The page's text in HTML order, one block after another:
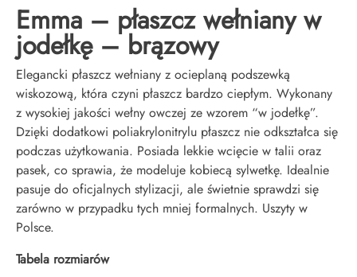
Emma – płaszcz wełniany w
jodełkę – brązowy
Elegancki płaszcz wełniany z ocieplaną podszewką
wiskozową, która czyni płaszcz bardzo ciepłym. Wykonany
z wysokiej jakości wełny owczej ze wzorem “w jodełkę”.
Dzięki dodatkowi poliakrylonitrylu płaszcz nie odkształca się
podczas użytkowania. Posiada lekkie wcięcie w talii oraz
pasek, co sprawia, że modeluje kobiecą sylwetkę. Idealnie
pasuje do oficjalnych stylizacji, ale świetnie sprawdzi się
zarówno w przypadku tych mniej formalnych. Uszyty w
Polsce.
Tabela rozmiarów